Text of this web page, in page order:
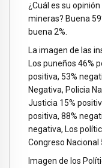
¿Cuál es su
mineras? Buena
buena 2%.
La imagen de las
Los puneños 46%
positiva, 53%
Negativa, Policia
Justicia 15%
positiva, 88%
negativa, Los
Congreso Nacional
Imagen de los